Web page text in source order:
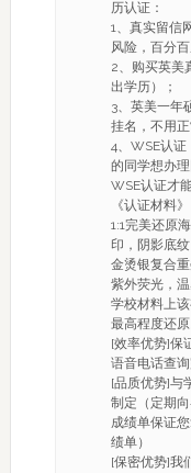
历认证：
1、真实留信
风险，百分
2、购买英美
出学历）；
3、英美一年
挂名，不用正
4、WSE认
的同学想办
WSE认证才
《认证材料》
1:1完美还原
印，阴影底
金烫银复合
紫外荧光，温
学校材料上
最高程度还原
[效率优势]保
语音电话查询
[品质优势]与
制定（定期
成绩单保证
绩单）
[保密优势]我